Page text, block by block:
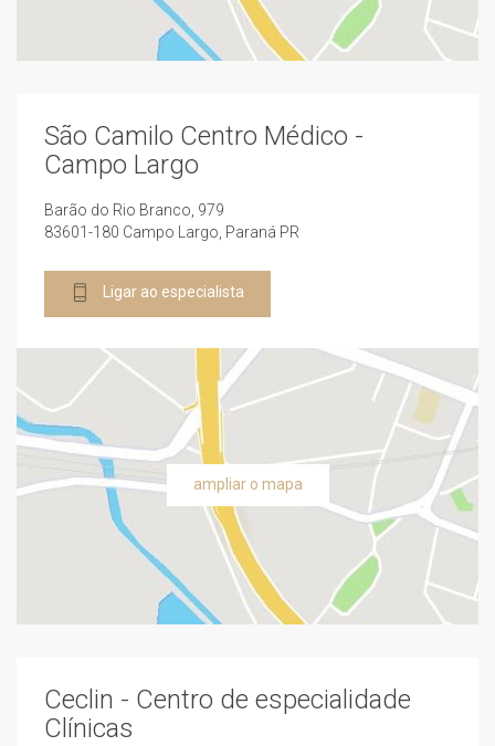
São Camilo Centro Médico -
Campo Largo
Barão do Rio Branco, 979
83601-180 Campo Largo, Paraná PR
Ligar ao especialista
ampliar o mapa
Ceclin - Centro de especialidade
Clínicas